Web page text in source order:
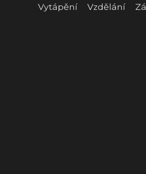
Vytápění
Vzdělání